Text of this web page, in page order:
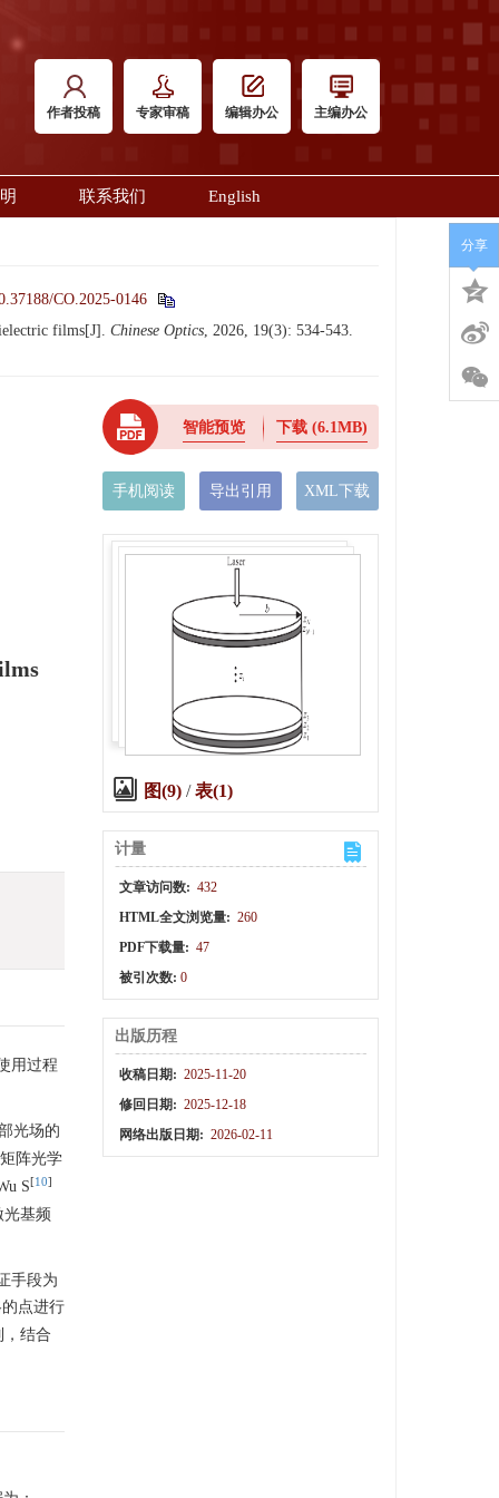
作者投稿 专家审稿 编辑办公 主编办公
联系我们 English
CO.2025-0146
films[J]. Chinese Optics, 2026, 19(3): 534-543.
用过程
光场的
阵光学
S[10]
光基频
手段为
点进行
，结合
智能预览 下载 (6.1MB)
手机阅读 导出引用 XML下载
图(9)/表(1)
计量
文章访问数: 432
HTML全文浏览量: 260
PDF下载量: 47
被引次数: 0
出版历程
收稿日期: 2025-11-20
修回日期: 2025-12-18
网络出版日期: 2026-02-11
分享